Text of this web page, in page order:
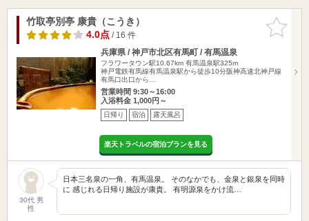
お気に入
りに追加
竹取亭別亭 康貴（こうき）
4.0点/ 16 件
兵庫県 / 神戸市北区有馬町 / 有馬温泉
フラワータウン駅10.67km 有馬温泉駅325m
神戸電鉄有馬線有馬温泉駅から徒歩10分阪神高速北神戸線
有馬口出口から…
営業時間 9:30～16:00
入浴料金 1,000円～
日帰り 宿泊 露天風呂
楽天トラベルの宿泊プランを見る
30代 男
性
日本三名泉の一角、有馬温泉。 そのなかでも、金泉と銀泉を同時
に 感じれる日帰り施設が康貴。 有明源泉をかけ流…